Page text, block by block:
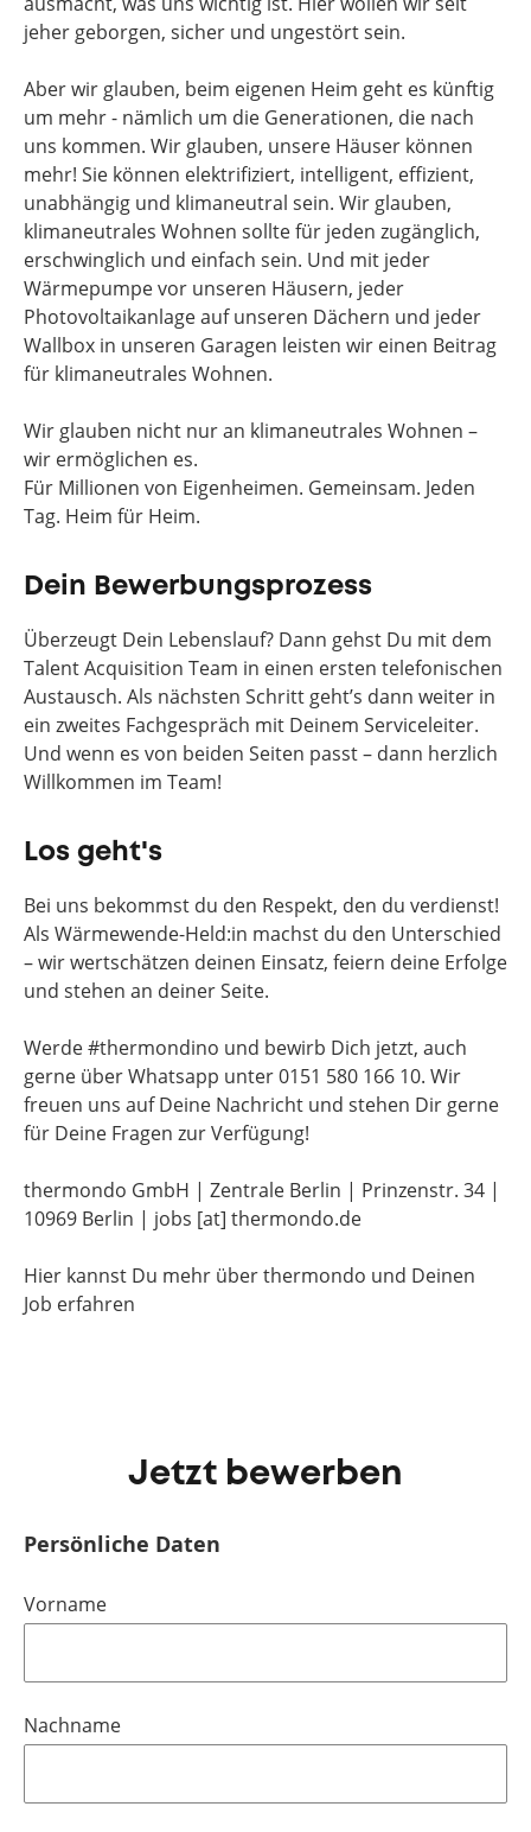
jeher geborgen, sicher und ungestört sein.
Aber wir glauben, beim eigenen Heim geht es künftig
um mehr - nämlich um die Generationen, die nach
uns kommen. Wir glauben, unsere Häuser können
mehr! Sie können elektrifiziert, intelligent, effizient,
unabhängig und klimaneutral sein. Wir glauben,
klimaneutrales Wohnen sollte für jeden zugänglich,
erschwinglich und einfach sein. Und mit jeder
Wärmepumpe vor unseren Häusern, jeder
Photovoltaikanlage auf unseren Dächern und jeder
Wallbox in unseren Garagen leisten wir einen Beitrag
für klimaneutrales Wohnen.
Wir glauben nicht nur an klimaneutrales Wohnen –
wir ermöglichen es.
Für Millionen von Eigenheimen. Gemeinsam. Jeden
Tag. Heim für Heim.
Dein Bewerbungsprozess
Überzeugt Dein Lebenslauf? Dann gehst Du mit dem
Talent Acquisition Team in einen ersten telefonischen
Austausch. Als nächsten Schritt geht’s dann weiter in
ein zweites Fachgespräch mit Deinem Serviceleiter.
Und wenn es von beiden Seiten passt – dann herzlich
Willkommen im Team!
Los geht's
Bei uns bekommst du den Respekt, den du verdienst!
Als Wärmewende-Held:in machst du den Unterschied
– wir wertschätzen deinen Einsatz, feiern deine Erfolge
und stehen an deiner Seite.
Werde #thermondino und bewirb Dich jetzt, auch
gerne über Whatsapp unter 0151 580 166 10. Wir
freuen uns auf Deine Nachricht und stehen Dir gerne
für Deine Fragen zur Verfügung!
thermondo GmbH | Zentrale Berlin | Prinzenstr. 34 |
10969 Berlin | jobs [at] thermondo.de
Hier kannst Du mehr über thermondo und Deinen
Job erfahren
Jetzt bewerben
Persönliche Daten
Vorname
Nachname